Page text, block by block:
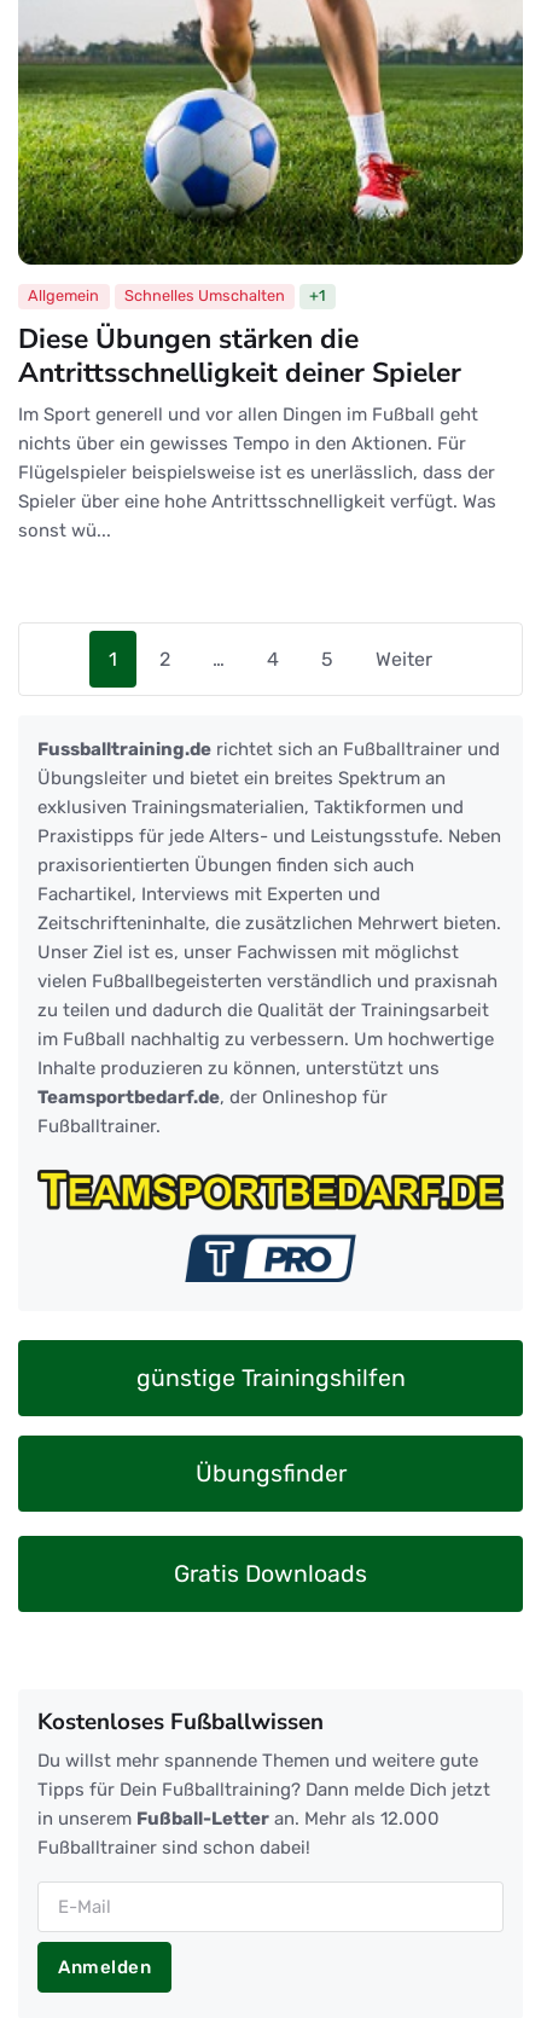
Diese Übungen stärken die
Antrittsschnelligkeit deiner Spieler
Im Sport generell und vor allen Dingen im Fußball geht
nichts über ein gewisses Tempo in den Aktionen. Für
Flügelspieler beispielsweise ist es unerlässlich, dass der
Spieler über eine hohe Antrittsschnelligkeit verfügt. Was
sonst wü...
Allgemein Schnelles Umschalten +1
1 2 … 4 5 Weiter
Fussballtraining.de richtet sich an Fußballtrainer und
Übungsleiter und bietet ein breites Spektrum an
exklusiven Trainingsmaterialien, Taktikformen und
Praxistipps für jede Alters- und Leistungsstufe. Neben
praxisorientierten Übungen finden sich auch
Fachartikel, Interviews mit Experten und
Zeitschrifteninhalte, die zusätzlichen Mehrwert bieten.
Unser Ziel ist es, unser Fachwissen mit möglichst
vielen Fußballbegeisterten verständlich und praxisnah
zu teilen und dadurch die Qualität der Trainingsarbeit
im Fußball nachhaltig zu verbessern. Um hochwertige
Inhalte produzieren zu können, unterstützt uns
Teamsportbedarf.de, der Onlineshop für
Fußballtrainer.
günstige Trainingshilfen
Übungsfinder
Gratis Downloads
Kostenloses Fußballwissen
Du willst mehr spannende Themen und weitere gute
Tipps für Dein Fußballtraining? Dann melde Dich jetzt
in unserem Fußball-Letter an. Mehr als 12.000
Fußballtrainer sind schon dabei!
Anmelden